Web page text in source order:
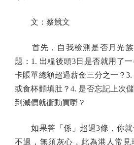
文：蔡競文
首先，自我檢測是否月光族
題：1. 出糧後頭3日是否就用了
卡賬單總額超過薪金三分之一？
或食杯麵填肚？4. 是否忘記上次
到減價就衝動買嘢？
如果答「係」超過3條，你就
不過，無須灰心，此為港人常見